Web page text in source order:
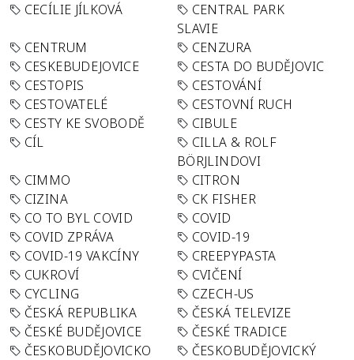
CECÍLIE JÍLKOVÁ
CENTRAL PARK
SLAVIE
CENTRUM
CENZURA
CESKEBUDEJOVICE
CESTA DO BUDĚJOVIC
CESTOPIS
CESTOVÁNÍ
CESTOVATELÉ
CESTOVNÍ RUCH
CESTY KE SVOBODĚ
CIBULE
CÍL
CILLA & ROLF
BÖRJLINDOVI
CIMMO
CITRON
CIZINA
CK FISHER
CO TO BYL COVID
COVID
COVID ZPRÁVA
COVID-19
COVID-19 VAKCÍNY
CREEPYPASTA
CUKROVÍ
CVIČENÍ
CYCLING
CZECH-US
ČESKÁ REPUBLIKA
ČESKÁ TELEVIZE
ČESKÉ BUDĚJOVICE
ČESKÉ TRADICE
ČESKOBUDĚJOVICKO
ČESKOBUDĚJOVICKÝ